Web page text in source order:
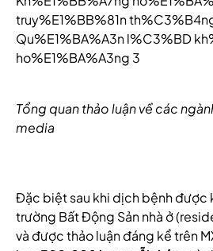
Tổng quan thảo luận về các
media
Đặc biệt sau khi dịch bệnh được
trường Bất Động Sản nhà ở
và được thảo luận đáng kể trên